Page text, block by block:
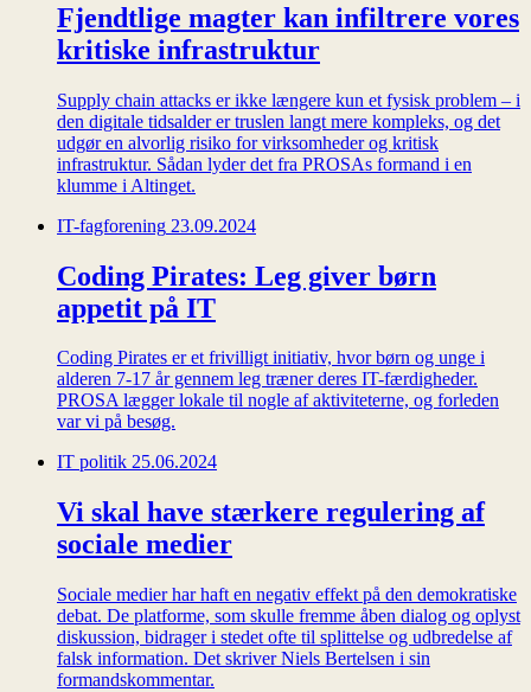
Fjendtlige magter kan infiltrere vores
kritiske infrastruktur
Supply chain attacks er ikke længere kun et fysisk problem – i
den digitale tidsalder er truslen langt mere kompleks, og det
udgør en alvorlig risiko for virksomheder og kritisk
infrastruktur. Sådan lyder det fra PROSAs formand i en
klumme i Altinget.
IT-fagforening 23.09.2024
Coding Pirates: Leg giver børn
appetit på IT
Coding Pirates er et frivilligt initiativ, hvor børn og unge i
alderen 7-17 år gennem leg træner deres IT-færdigheder.
PROSA lægger lokale til nogle af aktiviteterne, og forleden
var vi på besøg.
IT politik 25.06.2024
Vi skal have stærkere regulering af
sociale medier
Sociale medier har haft en negativ effekt på den demokratiske
debat. De platforme, som skulle fremme åben dialog og oplyst
diskussion, bidrager i stedet ofte til splittelse og udbredelse af
falsk information. Det skriver Niels Bertelsen i sin
formandskommentar.